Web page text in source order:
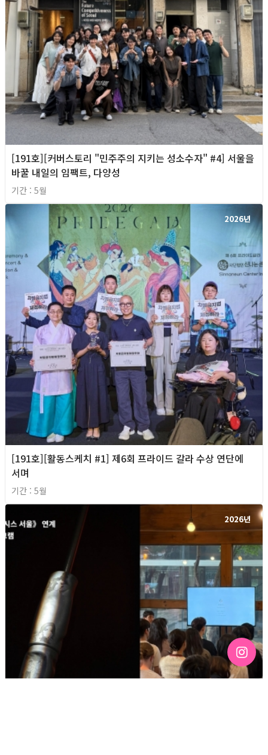
[191호][커버스토리 "민주주의 지키는 성소수자" #4] 서울을
바꿀 내일의 임팩트, 다양성
기간 : 5월
2026년
[191호][활동스케치 #1] 제6회 프라이드 갈라 수상 연단에
서며
기간 : 5월
2026년